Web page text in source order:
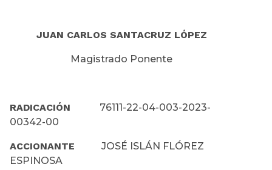
JUAN CARLOS SANTACRUZ LÓPEZ
Magistrado Ponente
RADICACIÓN 76111-22-04-003-2023-
00342-00
ACCIONANTE JOSÉ ISLÁN FLÓREZ
ESPINOSA